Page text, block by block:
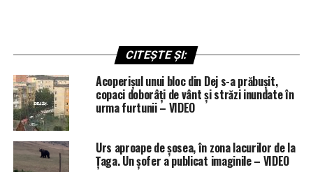
CITEȘTE ȘI:
Acoperișul unui bloc din Dej s-a prăbușit,
copaci doborâți de vânt și străzi inundate în
urma furtunii – VIDEO
Urs aproape de șosea, în zona lacurilor de la
Țaga. Un șofer a publicat imaginile – VIDEO